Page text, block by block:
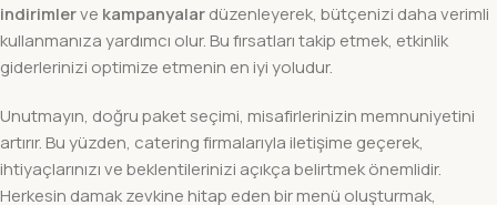
indirimlerve kampanyalardüzenleyerek, bütçenizi daha verimli
kullanmanıza yardımcı olur. Bu fırsatları takip etmek, etkinlik
giderlerinizi optimize etmenin en iyi yoludur.
Unutmayın, doğru paket seçimi, misafirlerinizin memnuniyetini
artırır. Bu yüzden, catering firmalarıyla iletişime geçerek,
ihtiyaçlarınızı ve beklentilerinizi açıkça belirtmek önemlidir.
Herkesin damak zevkine hitap eden bir menü oluşturmak,